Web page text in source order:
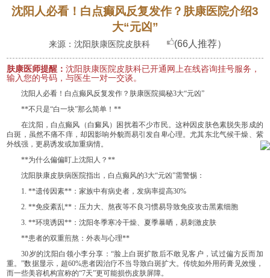
沈阳人必看！白点癫风反复发作？肤康医院介绍3
大“元凶”
来源：沈阳肤康医院皮肤科 (66人推荐）
肤康医师提醒：沈阳肤康医院皮肤科已开通网上在线咨询挂号服务，
输入您的号码，与医生一对一交谈。
沈阳人必看！白点癫风反复发作？肤康医院揭秘3大“元凶”
**不只是“白一块”那么简单！**
在沈阳，白点癫风（白癜风）困扰着不少市民。这种因皮肤色素脱失形成的
白斑，虽然不痛不痒，却因影响外貌而易引发自卑心理。尤其东北气候干燥、紫
外线强，更易诱发或加重病情。
**为什么偏偏盯上沈阳人？**
沈阳肤康皮肤病医院指出，白点癫风的3大“元凶”需警惕：
1. **遗传因素**：家族中有病史者，发病率提高30%
2. **免疫紊乱**：压力大、熬夜等不良习惯易导致免疫攻击黑素细胞
3. **环境诱因**：沈阳冬季寒冷干燥、夏季暴晒，易刺激皮肤
**患者的双重煎熬：外表与心理**
30岁的沈阳白领小李分享：“脸上白斑扩散后不敢见客户，试过偏方反而加
重。”数据显示，超60%患者因治疗不当导致白斑扩大。传统如外用药膏见效慢，
而一些美容机构宣称的“7天”更可能损伤皮肤屏障。